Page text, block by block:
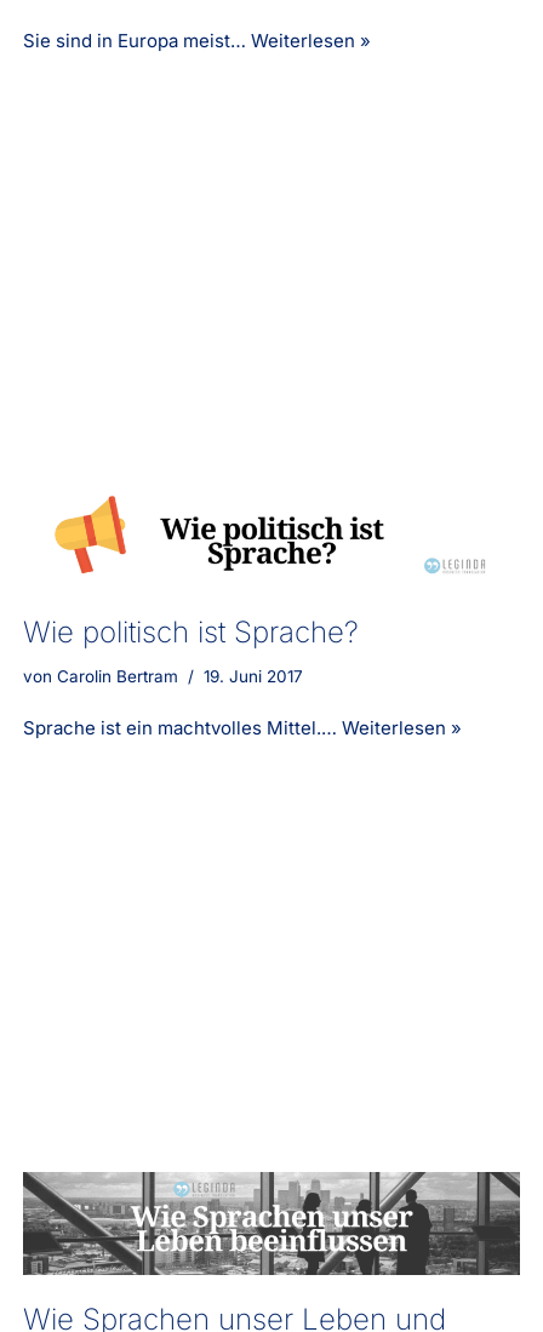
Sie sind in Europa meist…Weiterlesen »
Wie politisch ist Sprache?
vonCarolin Bertram 19. Juni 2017
Sprache ist ein machtvolles Mittel.…Weiterlesen »
Wie Sprachen unser Leben und